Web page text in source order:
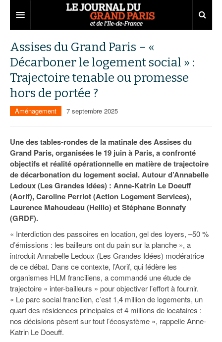
Territoires
Aménagement
Collectivités
Services urbains
Entreprises
Développement économique
Attractivité
Innovation
Transport
Départements
77
78
91
93
94
95
Nominations
Portraits
Agenda
Les Assises du Grand Paris
Éditions précédentes
Le podcast
Ecouter les épisodes
Assises du Grand Paris – «
Décarboner le logement social » :
Trajectoire tenable ou promesse
hors de portée ?
Aménagement 7 septembre 2025
Une des tables-rondes de la matinale des Assises du
Grand Paris, organisées le 19 juin à Paris, a confronté
objectifs et réalité opérationnelle en matière de trajectoire
de décarbonation du logement social. Autour d’Annabelle
Ledoux (Les Grandes Idées) : Anne-Katrin Le Doeuff
(Aorif), Caroline Perriot (Action Logement Services),
Laurence Mahoudeau (Hellio) et Stéphane Bonnafy
(GRDF).
« Interdiction des passoires en location, gel des loyers, –50 %
d’émissions : les bailleurs ont du pain sur la planche », a
introduit Annabelle Ledoux (Les Grandes Idées) modératrice
de ce débat. Dans ce contexte, l’Aorif, qui fédère les
organismes HLM franciliens, a commandé une étude de
trajectoire « inter-bailleurs » pour objectiver l’effort à fournir.
« Le parc social francilien, c’est 1,4 million de logements, un
quart des résidences principales et 4 millions de locataires :
nos décisions pèsent sur tout l’écosystème », rappelle Anne-
Katrin Le Doeuff.